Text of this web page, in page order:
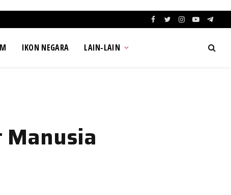
Facebook
TwitterInstagram
YouTube
IKON NEGARA LAIN-LAIN